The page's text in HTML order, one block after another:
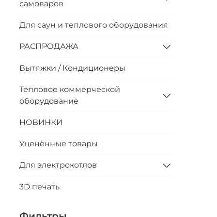
самоваров
Для саун и теплового оборудования
РАСПРОДАЖА
Вытяжки / Кондиционеры
Тепловое коммерческой
оборудование
НОВИНКИ
Уценённые товары
Для электрокотлов
3D печать